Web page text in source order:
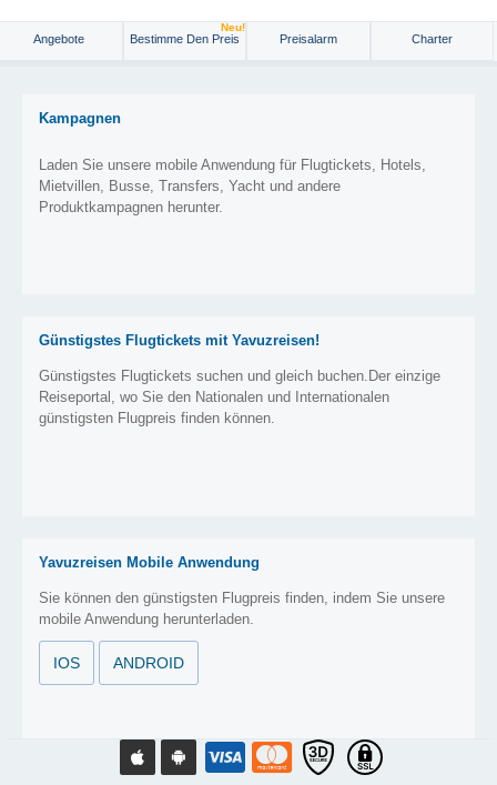
Angebote Bestimme Den Preis
Neu!
Preisalarm Charter
Kampagnen
Laden Sie unsere mobile Anwendung für Flugtickets, Hotels,
Mietvillen, Busse, Transfers, Yacht und andere
Produktkampagnen herunter.
Günstigstes Flugtickets mit Yavuzreisen!
Günstigstes Flugtickets suchen und gleich buchen.Der einzige
Reiseportal, wo Sie den Nationalen und Internationalen
günstigsten Flugpreis finden können.
Yavuzreisen Mobile Anwendung
Sie können den günstigsten Flugpreis finden, indem Sie unsere
mobile Anwendung herunterladen.
IOS ANDROID